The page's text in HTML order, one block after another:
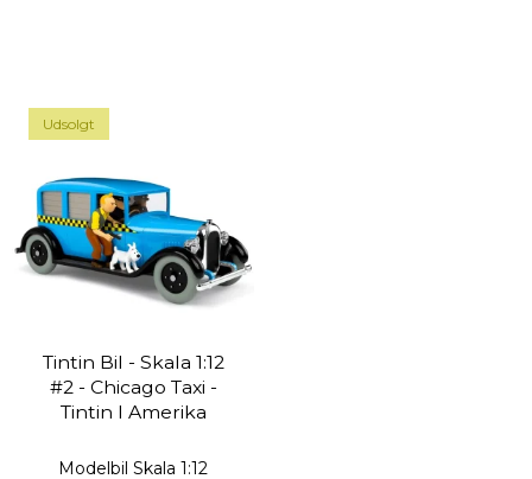
Udsolgt
Tintin Bil - Skala 1:12
#2 - Chicago Taxi -
Tintin I Amerika
Modelbil Skala 1:12